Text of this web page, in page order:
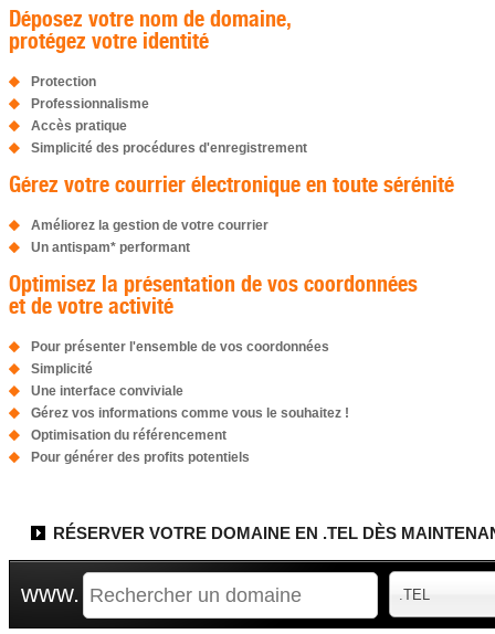
Déposez votre nom de domaine,
protégez votre identité
Protection
Professionnalisme
Accès pratique
Simplicité des procédures d'enregistrement
Gérez votre courrier électronique en toute sérénité
Améliorez la gestion de votre courrier
Un antispam* performant
Optimisez la présentation de vos coordonnées
et de votre activité
Pour présenter l'ensemble de vos coordonnées
Simplicité
Une interface conviviale
Gérez vos informations comme vous le souhaitez !
Optimisation du référencement
Pour générer des profits potentiels
RÉSERVER VOTRE DOMAINE EN .TEL DÈS
www. .TEL